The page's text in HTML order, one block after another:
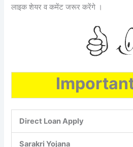
लाइक शेयर व कमेंट जरूर करेंगे ।
Direct Loan Apply
Sarakri Yojana